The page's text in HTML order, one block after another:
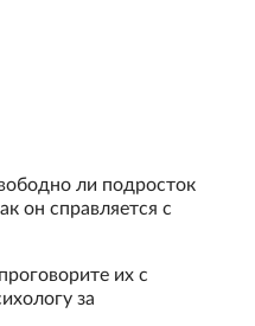
ли подросток
он справляется с
их с
за